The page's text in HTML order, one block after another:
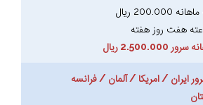
ریال
ریال
ایران / امریکا / آلمان / فرانسه